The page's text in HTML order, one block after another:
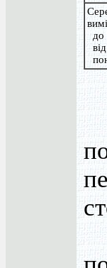
до